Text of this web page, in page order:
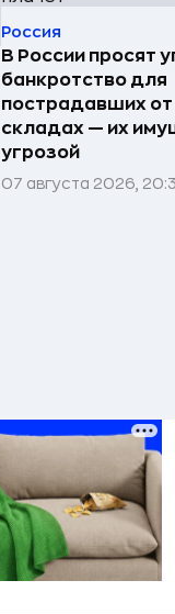
Россия
В России просят
банкротство для
пострадавших
складах — их
угрозой
07 августа 2026,